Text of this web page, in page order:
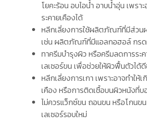
โยคะร้อน อบไอน้ำ อาบน้ำอุ่น เพรา
ระคายเคืองได้
หลีกเลี่ยงการใช้ผลิตภัณฑ์ที่มีส่วน
เช่น ผลิตภัณฑ์ที่มีแอลกอฮอล์ กรด
ทาครีมบำรุงผิว หรือครีมลดการระ
เลเซอร์ขน เพื่อช่วยให้ผิวฟื้นตัวได้
หลีกเลี่ยงการเกา เพราะอาจทำให้เ
เคือง หรือการติดเชื้อบนผิวหนังที่บ
ไม่ควรแว็กซ์ขน ถอนขน หรือโกนข
เลเซอร์รอบใหม่